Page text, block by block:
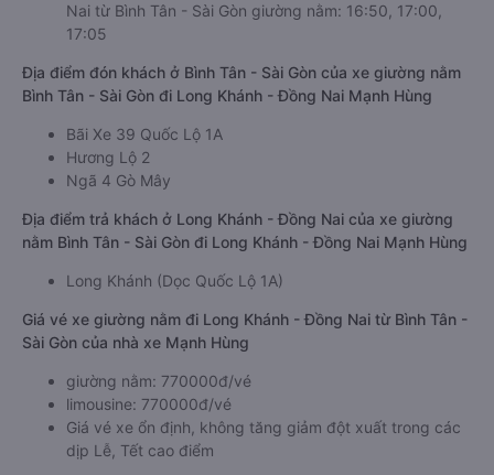
Nai từ Bình Tân - Sài Gòn giường nằm: 16:50, 17:00,
17:05
Địa điểm đón khách ở Bình Tân - Sài Gòn của xe giường nằm
Bình Tân - Sài Gòn đi Long Khánh - Đồng Nai Mạnh Hùng
Bãi Xe 39 Quốc Lộ 1A
Hương Lộ 2
Ngã 4 Gò Mây
Địa điểm trả khách ở Long Khánh - Đồng Nai của xe giường
nằm Bình Tân - Sài Gòn đi Long Khánh - Đồng Nai Mạnh Hùng
Long Khánh (Dọc Quốc Lộ 1A)
Giá vé xe giường nằm đi Long Khánh - Đồng Nai từ Bình Tân -
Sài Gòn của nhà xe Mạnh Hùng
giường nằm: 770000đ/vé
limousine: 770000đ/vé
Giá vé xe ổn định, không tăng giảm đột xuất trong các
dịp Lễ, Tết cao điểm